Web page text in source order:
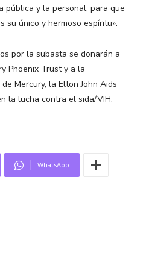
pública y la personal, para que
su único y hermoso espíritu».
por la subasta se donarán a
Phoenix Trust y a la
Mercury, la Elton John Aids
la lucha contra el sida/VIH.
WhatsApp